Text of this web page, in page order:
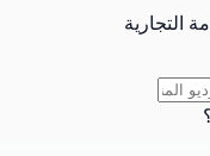
التجارية